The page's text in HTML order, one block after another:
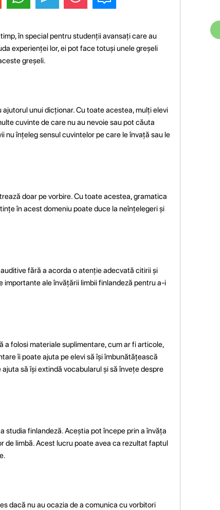
în special pentru studenții avansați care au
experienței lor, ei pot face totuși unele greșeli
greșeli.
unui dicționar. Cu toate acestea, mulți elevi
cuvinte de care nu au nevoie sau pot căuta
înțeleg sensul cuvintelor pe care le învață sau le
doar pe vorbire. Cu toate acestea, gramatica
în acest domeniu poate duce la neînțelegeri și
fără a acorda o atenție adecvată citirii și
importante ale învățării limbii finlandeză pentru a-i
a folosi materiale suplimentare, cum ar fi articole,
îi poate ajuta pe elevi să își îmbunătățească
să își extindă vocabularul și să învețe despre
studia finlandeză. Aceștia pot începe prin a învăța
de limbă. Acest lucru poate avea ca rezultat faptul
dacă nu au ocazia de a comunica cu vorbitori